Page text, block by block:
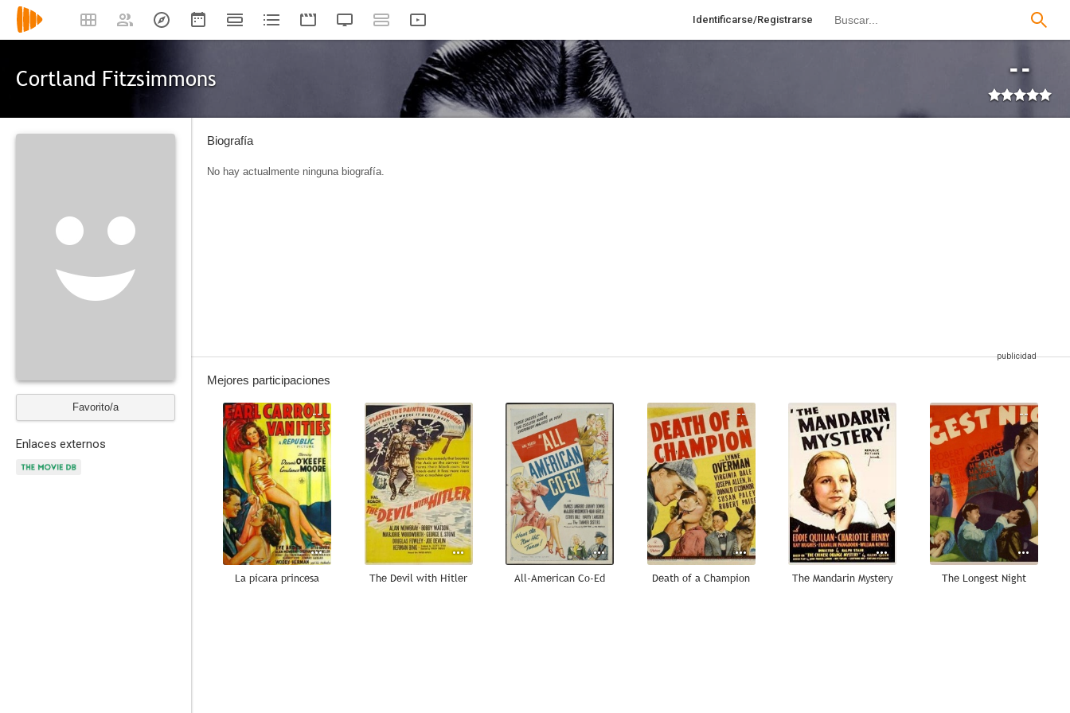
Identificarse/Registrarse
Cortland Fitzsimmons --
Favorito/a
Enlaces externos
Biografía
No hay actualmente ninguna biografía.
Mejores participaciones
--
La pícara princesa
--
The Devil with Hitler
--
All-American Co-Ed
--
Death of a Champion
--
The Mandarin Mystery
--
The Longest Night